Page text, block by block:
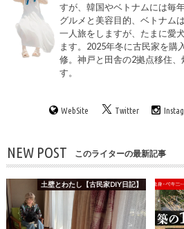
すが、韓国やベトナムには毎
グルメと美容目的、ベトナム
一人旅をしますが、たまに愛
ます。2025年冬に古民家を購
修。神戸と田舎の2拠点移住
す。
WebSite Twitter
NEW POST このライターの最新記事
土壁とわたし【古民家DIY日記】